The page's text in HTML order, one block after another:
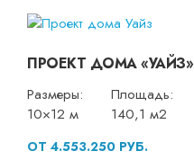
ПРОЕКТ ДОМА «УАЙЗ»
Размеры:
10×12 м
Площадь:
140,1 м2
ОТ 4.553.250 РУБ.